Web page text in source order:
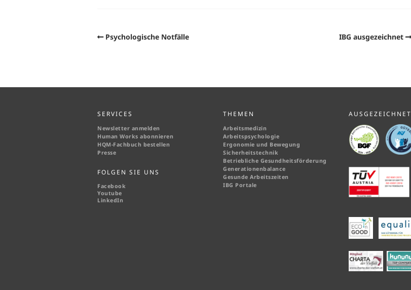
Psychologische Notfälle IBG ausgezeichnet
SERVICES
Newsletter anmelden
Human Works abonnieren
HQM-Fachbuch bestellen
Presse
FOLGEN SIE UNS
Facebook
Youtube
LinkedIn
THEMEN
Arbeitsmedizin
Arbeitspsychologie
Ergonomie und Bewegung
Sicherheitstechnik
Betriebliche Gesundheitsförderung
Generationenbalance
Gesunde Arbeitszeiten
IBG Portale
AUSGEZEICHNET